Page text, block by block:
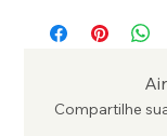
Compartilhe